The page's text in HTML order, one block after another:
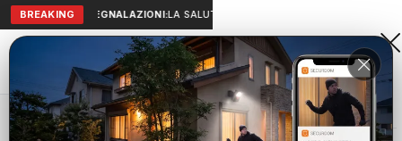
BREAKING SEGNALAZIONI:LA SALUTE A PORTATA DI MANO:
Aranova • NET
PORTALE UTILE AL TERRITORIO
Home